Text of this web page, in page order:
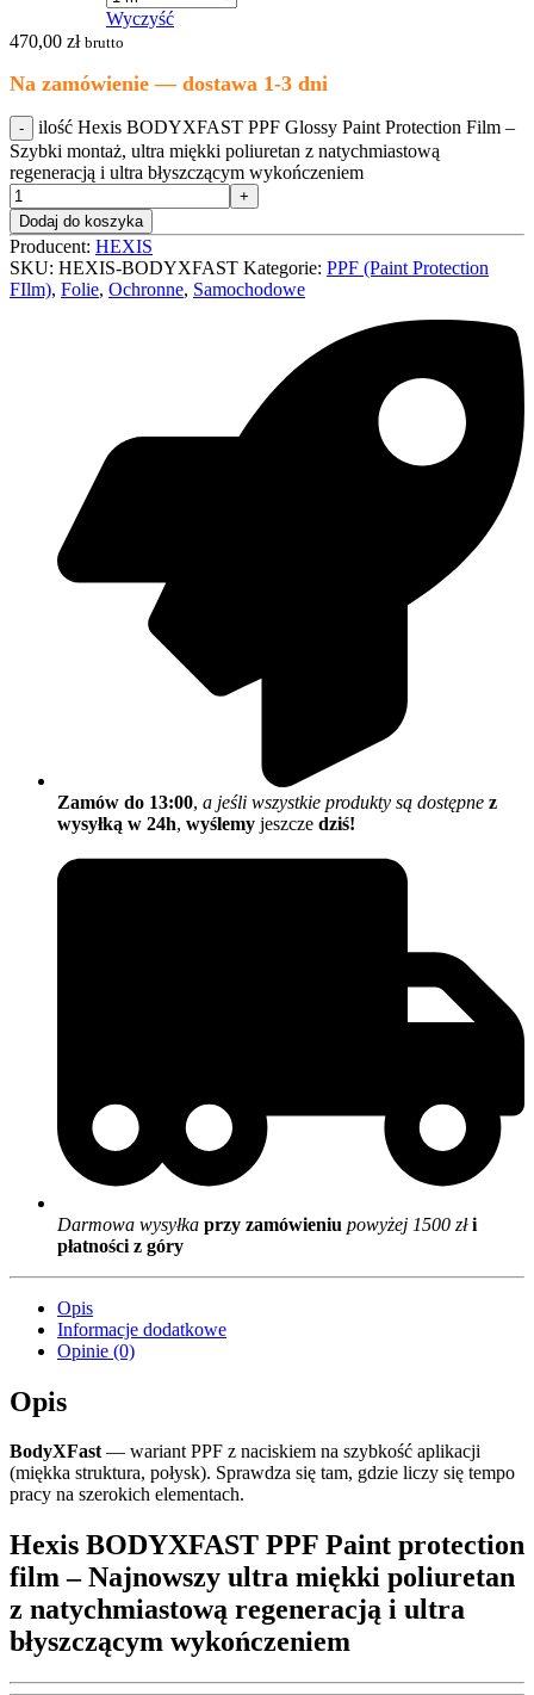
Wyczyść
470,00 zł brutto
Na zamówienie — dostawa 1-3 dni
ilość Hexis BODYXFAST PPF Glossy Paint Protection Film –
Szybki montaż, ultra miękki poliuretan z natychmiastową
regeneracją i ultra błyszczącym wykończeniem
Dodaj do koszyka
Producent: HEXIS
SKU: HEXIS-BODYXFAST Kategorie: PPF (Paint Protection
FIlm), Folie, Ochronne, Samochodowe
Zamów do 13:00, a jeśli wszystkie produkty są dostępne z
wysyłką w 24h, wyślemy jeszcze dziś!
Darmowa wysyłka przy zamówieniu powyżej 1500 złi
płatności z góry
Opis
Informacje dodatkowe
Opinie (0)
Opis
BodyXFast— wariant PPF z naciskiem na szybkość aplikacji
(miękka struktura, połysk). Sprawdza się tam, gdzie liczy się tempo
pracy na szerokich elementach.
Hexis BODYXFAST PPF Paint protection
film – Najnowszy ultra miękki poliuretan
z natychmiastową regeneracją i ultra
błyszczącym wykończeniem